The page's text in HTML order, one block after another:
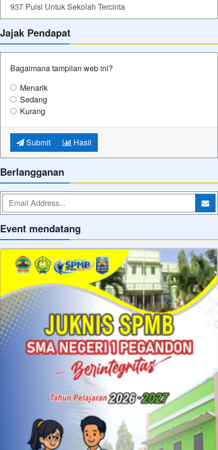
937 Puisi Untuk Sekolah Tercinta
Jajak Pendapat
Bagaimana tampilan web ini?
Menarik
Sedang
Kurang
Submit Hasil
Berlangganan
Event mendatang